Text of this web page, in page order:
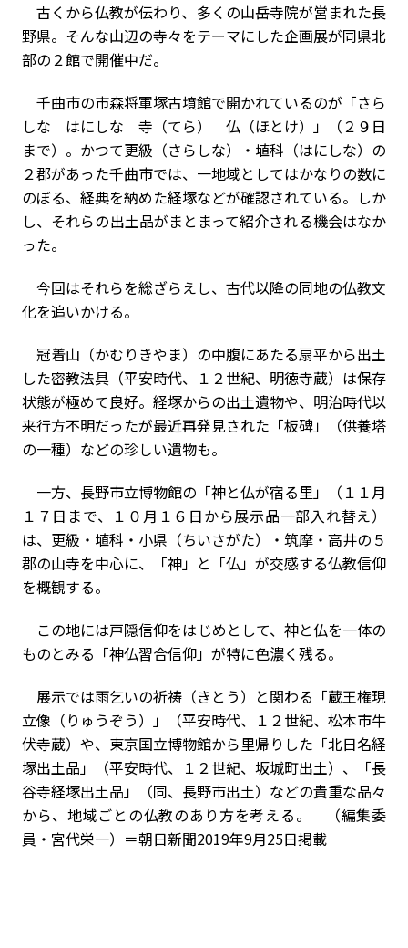
古くから仏教が伝わり、多くの山岳寺院が営まれた長
野県。そんな山辺の寺々をテーマにした企画展が同県北
部の２館で開催中だ。
千曲市の市森将軍塚古墳館で開かれているのが「さら
しな はにしな 寺（てら） 仏（ほとけ）」（２９日
まで）。かつて更級（さらしな）・埴科（はにしな）の
２郡があった千曲市では、一地域としてはかなりの数に
のぼる、経典を納めた経塚などが確認されている。しか
し、それらの出土品がまとまって紹介される機会はなか
った。
今回はそれらを総ざらえし、古代以降の同地の仏教文
化を追いかける。
冠着山（かむりきやま）の中腹にあたる扇平から出土
した密教法具（平安時代、１２世紀、明徳寺蔵）は保存
状態が極めて良好。経塚からの出土遺物や、明治時代以
来行方不明だったが最近再発見された「板碑」（供養塔
の一種）などの珍しい遺物も。
一方、長野市立博物館の「神と仏が宿る里」（１１月
１７日まで、１０月１６日から展示品一部入れ替え）
は、更級・埴科・小県（ちいさがた）・筑摩・高井の５
郡の山寺を中心に、「神」と「仏」が交感する仏教信仰
を概観する。
この地には戸隠信仰をはじめとして、神と仏を一体の
ものとみる「神仏習合信仰」が特に色濃く残る。
展示では雨乞いの祈祷（きとう）と関わる「蔵王権現
立像（りゅうぞう）」（平安時代、１２世紀、松本市牛
伏寺蔵）や、東京国立博物館から里帰りした「北日名経
塚出土品」（平安時代、１２世紀、坂城町出土）、「長
谷寺経塚出土品」（同、長野市出土）などの貴重な品々
から、地域ごとの仏教のあり方を考える。 （編集委
員・宮代栄一）＝朝日新聞2019年9月25日掲載